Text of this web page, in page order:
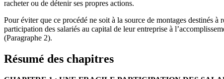
racheter ou de détenir ses propres actions.
Pour éviter que ce procédé ne soit à la source de montages destinés
participation des salariés au capital de leur entreprise à
(Paragraphe 2).
Résumé des chapitres